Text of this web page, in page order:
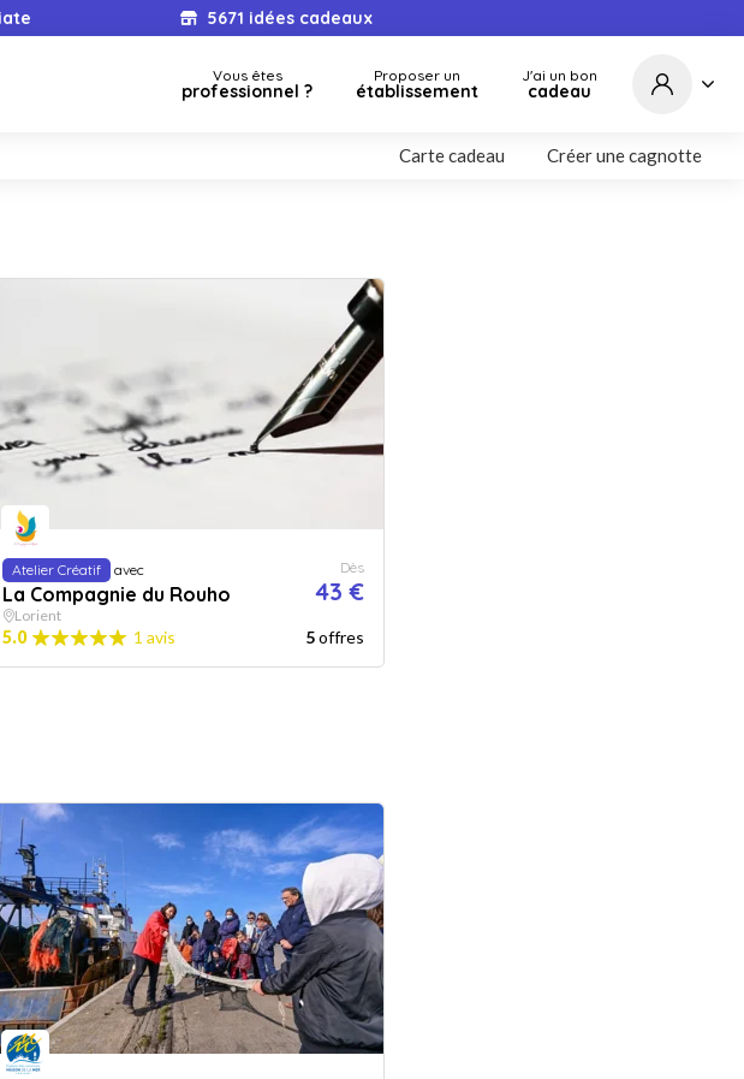
5671 idées cadeaux
Vous êtes
professionnel ?
Proposer un
établissement
J'ai un bon
cadeau
Carte cadeau Créer une cagnotte
Atelier Créatif avec
La Compagnie du Rouho
Dès
43 €
Lorient
5.0 1 avis 5offres